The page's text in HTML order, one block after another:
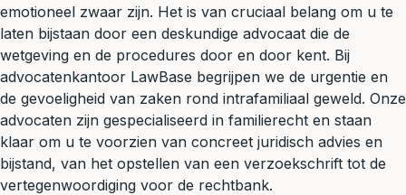
emotioneel zwaar zijn. Het is van cruciaal belang om u te
laten bijstaan door een deskundige advocaat die de
wetgeving en de procedures door en door kent. Bij
advocatenkantoor LawBase begrijpen we de urgentie en
de gevoeligheid van zaken rond intrafamiliaal geweld. Onze
advocaten zijn gespecialiseerd in familierecht en staan
klaar om u te voorzien van concreet juridisch advies en
bijstand, van het opstellen van een verzoekschrift tot de
vertegenwoordiging voor de rechtbank.